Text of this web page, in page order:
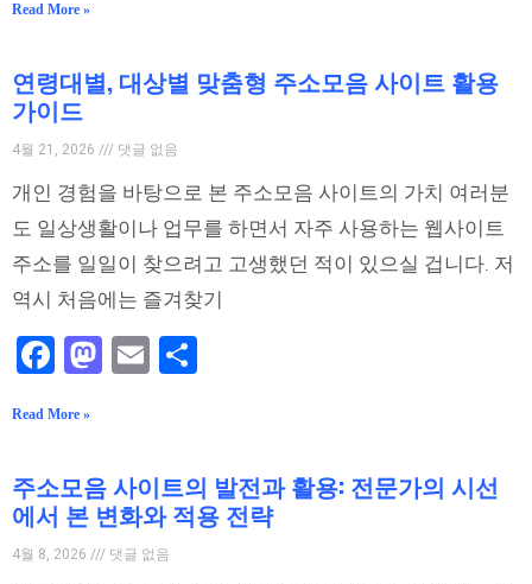
Read More »
연령대별, 대상별 맞춤형 주소모음 사이트 활용
가이드
4월 21, 2026 댓글 없음
개인 경험을 바탕으로 본 주소모음 사이트의 가치 여러분
도 일상생활이나 업무를 하면서 자주 사용하는 웹사이트
주소를 일일이 찾으려고 고생했던 적이 있으실 겁니다. 저
역시 처음에는 즐겨찾기
Facebook
Mastodon
Email
Read More »
주소모음 사이트의 발전과 활용: 전문가의 시선
에서 본 변화와 적용 전략
4월 8, 2026 댓글 없음